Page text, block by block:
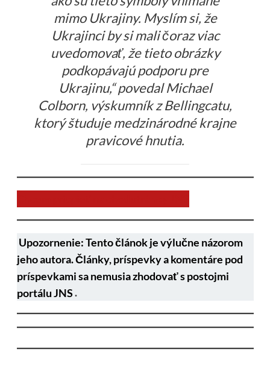
mimo Ukrajiny. Myslím si, že
Ukrajinci by si mali čoraz viac
uvedomovať, že tieto obrázky
podkopávajú podporu pre
Ukrajinu,“ povedal Michael
Colborn, výskumník z Bellingcatu,
ktorý študuje medzinárodné krajne
pravicové hnutia.
Upozornenie: Tento článok je výlučne názorom
jeho autora. Články, príspevky a komentáre pod
príspevkami sa nemusia zhodovať s postojmi
portálu JNS.